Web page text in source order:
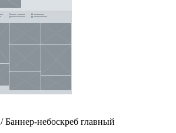
/ Баннер-небоскреб главный